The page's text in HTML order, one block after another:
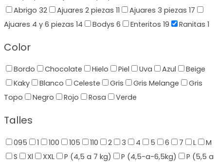
Abrigo 32 Ajuares 2 piezas 11 Ajuares 3 piezas 17
Ajuares 4 y 6 piezas 14 Bodys 6 Enteritos 19 Ranitas 1
Color
Bordo Chocolate Hielo Piel Uva Azul
Beige
Kaky
Blanco Celeste Gris Gris Melange
Gris
Topo
Negro Rojo Rosa Verde
Talles
095 1 100 105 110 2 3 4 5 6 7 L
M
S
Xl XXL P (4,5 a 7 kg) P (4,5-a-6,5kg)
P (5,5 a